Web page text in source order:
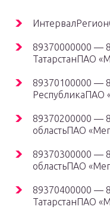
89370000000 —
ТатарстанПАО
89370100000 —
РеспубликаПАО
89370200000 —
областьПАО
89370300000 —
областьПАО
89370400000 —
ТатарстанПАО